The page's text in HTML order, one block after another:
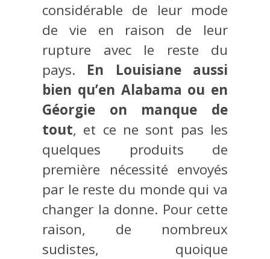
considérable de leur mode
de vie en raison de leur
rupture avec le reste du
pays. En Louisiane aussi
bien qu’en Alabama ou en
Géorgie on manque de
tout, et ce ne sont pas les
quelques produits de
première nécessité envoyés
par le reste du monde qui va
changer la donne. Pour cette
raison, de nombreux
sudistes, quoique